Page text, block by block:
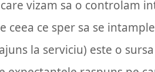
vizam sa o controlam
ceea ce sper sa se
la serviciu) este o